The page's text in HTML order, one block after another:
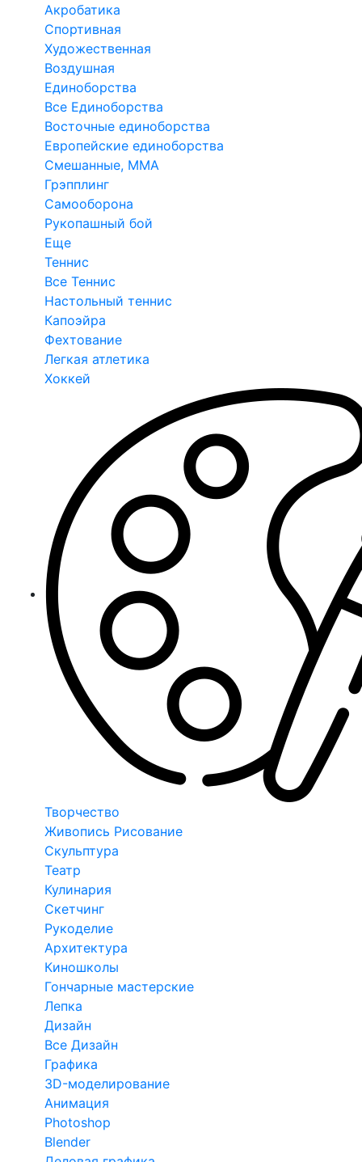
Акробатика
Спортивная
Художественная
Воздушная
Единоборства
Все Единоборства
Восточные единоборства
Европейские единоборства
Смешанные, ММА
Грэпплинг
Самооборона
Рукопашный бой
Еще
Теннис
Все Теннис
Настольный теннис
Капоэйра
Фехтование
Легкая атлетика
Хоккей
Творчество
Живопись Рисование
Скульптура
Театр
Кулинария
Скетчинг
Рукоделие
Архитектура
Киношколы
Гончарные мастерские
Лепка
Дизайн
Все Дизайн
Графика
3D-моделирование
Анимация
Photoshop
Blender